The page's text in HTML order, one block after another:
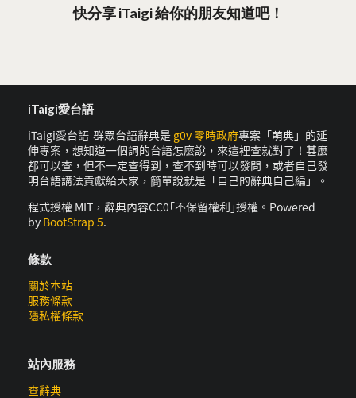
快分享 iTaigi 給你的朋友知道吧！
iTaigi愛台語
iTaigi愛台語-群眾台語辭典是 g0v 零時政府專案「萌典」的延
伸專案，想知道一個詞的台語怎麼說，來這裡查就對了！甚麼
都可以查，但不一定查得到，查不到時可以發問，或者自己發
明台語講法貢獻給大家，簡單說就是「自己的辭典自己編」。
程式授權 MIT，辭典內容CC0｢不保留權利｣授權。Powered
by BootStrap 5.
條款
關於本站
服務條款
隱私權條款
站內服務
查辭典